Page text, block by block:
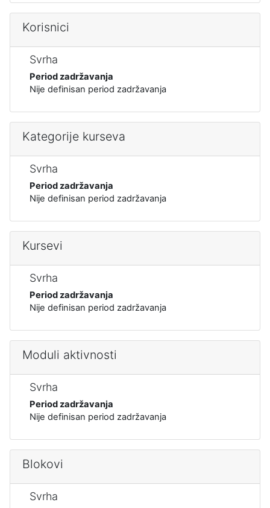
Korisnici
Svrha
Period zadržavanja
Nije definisan period zadržavanja
Kategorije kurseva
Svrha
Period zadržavanja
Nije definisan period zadržavanja
Kursevi
Svrha
Period zadržavanja
Nije definisan period zadržavanja
Moduli aktivnosti
Svrha
Period zadržavanja
Nije definisan period zadržavanja
Blokovi
Svrha